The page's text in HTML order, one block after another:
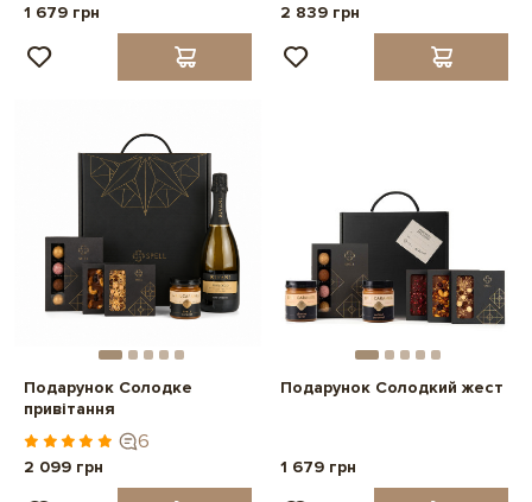
1 679 грн 2 839 грн
Подарунок Солодке
привітання
6
2 099 грн
Подарунок Солодкий жест
1 679 грн